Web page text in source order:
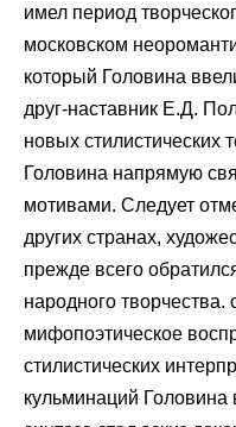
имел период
московском
который Головина
друг-наставник Е.Д.
новых стилистических
Головина напрямую
мотивами. Следует
других странах,
прежде всего
народного творчества.
мифопоэтическое
стилистических
кульминаций Головина